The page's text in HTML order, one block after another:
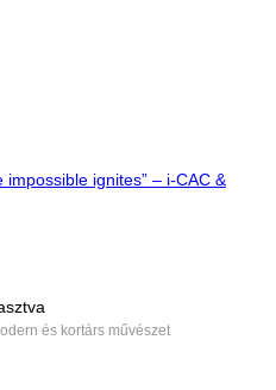
ignites” – i-CAC &
és kortárs művészet